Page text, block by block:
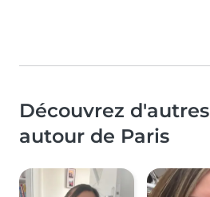
Découvrez
autour de Paris